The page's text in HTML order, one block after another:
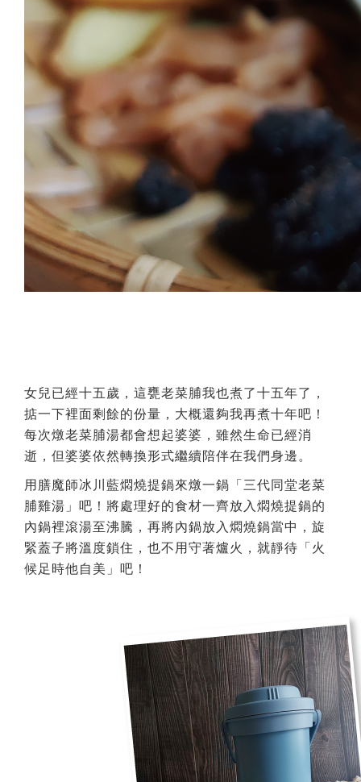
女兒已經十五歲，這甕老菜脯我也煮了十五年了，
掂一下裡面剩餘的份量，大概還夠我再煮十年吧！
每次燉老菜脯湯都會想起婆婆，雖然生命已經消
逝，但婆婆依然轉換形式繼續陪伴在我們身邊。
用膳魔師冰川藍燜燒提鍋來燉一鍋「三代同堂老菜
脯雞湯」吧！將處理好的食材一齊放入燜燒提鍋的
內鍋裡滾湯至沸騰，再將內鍋放入燜燒鍋當中，旋
緊蓋子將溫度鎖住，也不用守著爐火，就靜待「火
候足時他自美」吧！